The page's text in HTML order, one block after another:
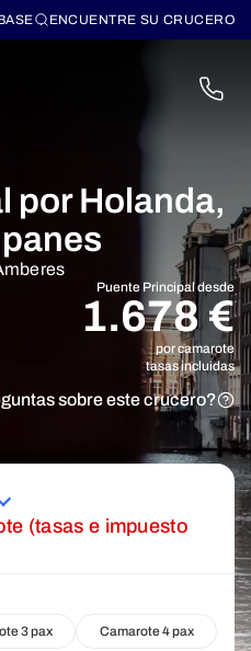
ENCUENTRE SU CRUCERO
por Holanda,
Puente Principal desde
1.678 €
por camarote
tasas incluidas
sobre este crucero?
(tasas e impuesto
3 pax Camarote 4 pax